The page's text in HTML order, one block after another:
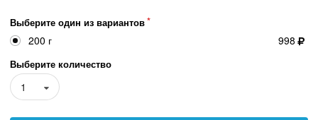
Выберите один из вариантов
200 г 998
Выберите количество
1